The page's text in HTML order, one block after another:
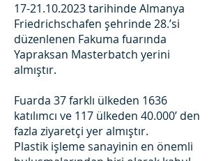
17-21.10.2023tarihinde Almanya
Friedrichschafen şehrinde 28.’si
düzenlenen Fakuma fuarında
Yapraksan Masterbatch yerini
almıştır.
Fuarda 37 farklı ülkeden 1636
katılımcı ve 117 ülkeden 40.000’ den
fazla ziyaretçi yer almıştır.
Plastik işleme sanayinin en önemli